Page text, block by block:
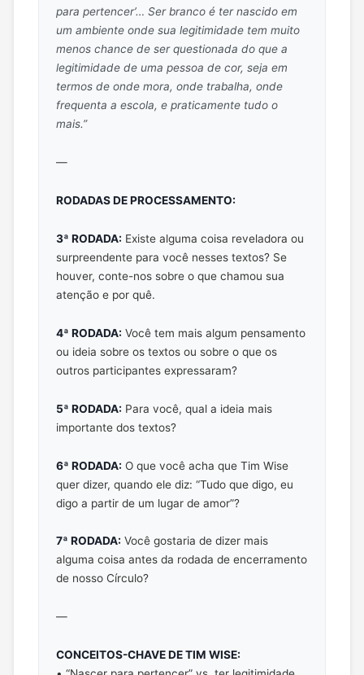
para pertencer’… Ser branco é ter nascido em
um ambiente onde sua legitimidade tem muito
menos chance de ser questionada do que a
legitimidade de uma pessoa de cor, seja em
termos de onde mora, onde trabalha, onde
frequenta a escola, e praticamente tudo o
mais.”
—
RODADAS DE PROCESSAMENTO:
3ª RODADA: Existe alguma coisa reveladora ou
surpreendente para você nesses textos? Se
houver, conte-nos sobre o que chamou sua
atenção e por quê.
4ª RODADA: Você tem mais algum pensamento
ou ideia sobre os textos ou sobre o que os
outros participantes expressaram?
5ª RODADA: Para você, qual a ideia mais
importante dos textos?
6ª RODADA: O que você acha que Tim Wise
quer dizer, quando ele diz: “Tudo que digo, eu
digo a partir de um lugar de amor”?
7ª RODADA: Você gostaria de dizer mais
alguma coisa antes da rodada de encerramento
de nosso Círculo?
—
CONCEITOS-CHAVE DE TIM WISE: